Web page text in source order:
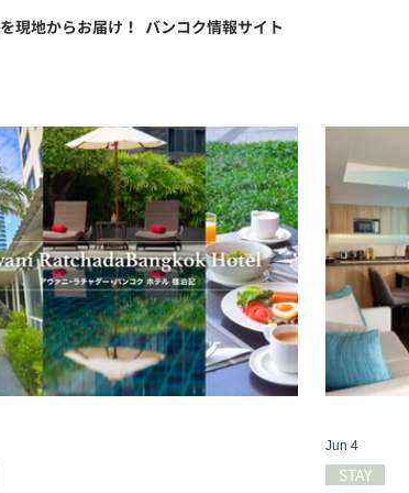
現地からお届け！ バンコク情報サイト
STAY
Jun 4